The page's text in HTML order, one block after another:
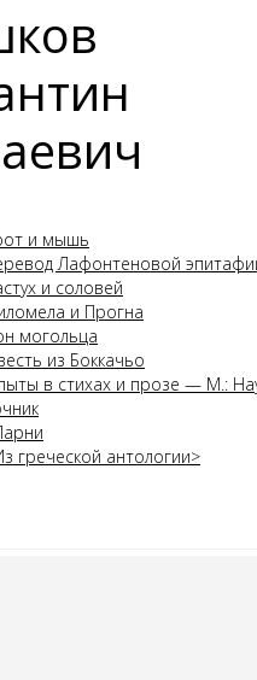
и мышь
Лафонтеновой
и соловей
и Прогна
могольца
из Боккачьо
в стихах и прозе — М.:
греческой антологии>